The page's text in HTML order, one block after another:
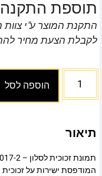
תוספת התקנה
התקנת המוצר ע"י
לקבלת הצעת מחיר
הוספה לסל
תיאור